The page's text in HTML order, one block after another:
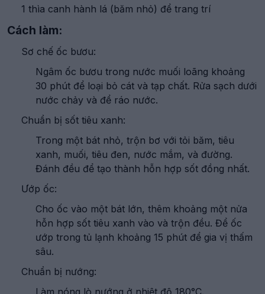
1 thìa canh hành lá (băm nhỏ) để trang trí
Cách làm:
Sơ chế ốc bươu:
Ngâm ốc bươu trong nước muối loãng khoảng
30 phút để loại bỏ cát và tạp chất. Rửa sạch dưới
nước chảy và để ráo nước.
Chuẩn bị sốt tiêu xanh:
Trong một bát nhỏ, trộn bơ với tỏi băm, tiêu
xanh, muối, tiêu đen, nước mắm, và đường.
Đánh đều để tạo thành hỗn hợp sốt đồng nhất.
Ướp ốc:
Cho ốc vào một bát lớn, thêm khoảng một nửa
hỗn hợp sốt tiêu xanh vào và trộn đều. Để ốc
ướp trong tủ lạnh khoảng 15 phút để gia vị thấm
sâu.
Chuẩn bị nướng:
Làm nóng lò nướng ở nhiệt độ 180°C.